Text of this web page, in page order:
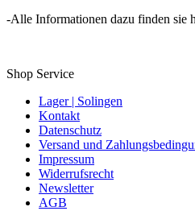
-Alle Informationen dazu finden sie
Shop Service
Lager | Solingen
Kontakt
Datenschutz
Versand und
Impressum
Widerrufsrecht
Newsletter
AGB